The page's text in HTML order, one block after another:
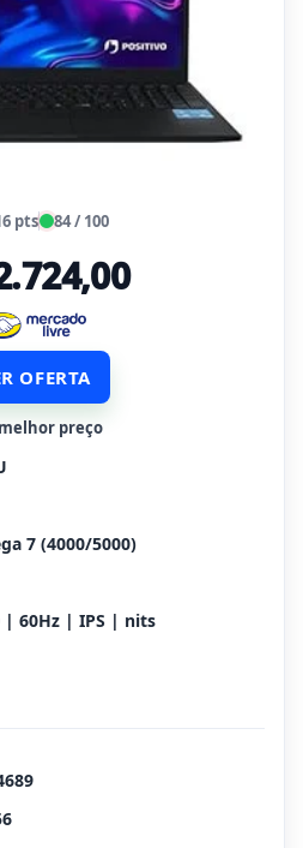
pts 84 / 100
OFERTA
preço
7 (4000/5000)
| 60Hz | IPS | nits